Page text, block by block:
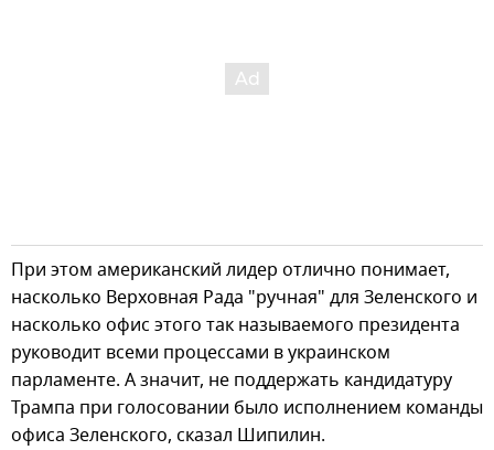
При этом американский лидер отлично понимает,
насколько Верховная Рада "ручная" для Зеленского и
насколько офис этого так называемого президента
руководит всеми процессами в украинском
парламенте. А значит, не поддержать кандидатуру
Трампа при голосовании было исполнением команды
офиса Зеленского, сказал Шипилин.